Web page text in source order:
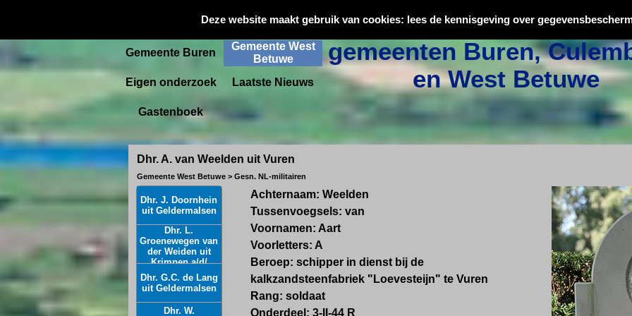
Deze website maakt gebruik van cookies: lees de kennisgeving over
Oorlogsslachtoffers
gemeenten Buren,
en West Betuwe
Gemeente
Culemborg
Gemeente Buren
Gemeente West
Betuwe
Eigen onderzoek
Laatste Nieuws
Gastenboek
Dhr. A. van Weelden uit Vuren
Gemeente West Betuwe > Gesn. NL-militairen
Achternaam: Weelden
Tussenvoegsels: van
Voornamen: Aart
Voorletters: A
Beroep: schipper in dienst bij de
kalkzandsteenfabriek "Loevesteijn" te Vuren
Rang: soldaat
Onderdeel: 3-II-44 R
Dhr. J. Doornhein
uit Geldermalsen
Dhr. L.
Groenewegen van
der Weiden uit
Krimpen a/d/
IJssel
Dhr. G.C. de Lang
uit Geldermalsen
Dhr. W.